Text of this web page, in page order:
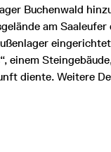
Buchenwald
am Saaleufer
einem
diente. Weitere